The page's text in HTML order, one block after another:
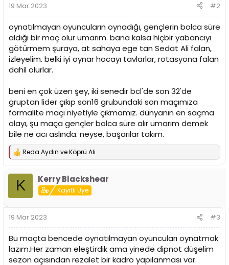
:
19 Mar 2023 #2
oynatılmayan oyuncuların oynadığı, gençlerin bolca süre
aldığı bir maç olur umarım. bana kalsa hiçbir yabancıyı
götürmem şuraya, at sahaya ege tan Sedat Ali falan,
izleyelim. belki iyi oynar hocayı tavlarlar, rotasyona falan
dahil olurlar.
beni en çok üzen şey, iki senedir bcl'de son 32'de
gruptan lider çıkıp son16 grubundaki son maçımıza
formalite maçı niyetiyle çıkmamız. dünyanın en saçma
olayı, şu maça gençler bolca süre alır umarım demek
bile ne acı aslında. neyse, başarılar takım.
T
:
Reda Aydın veKöprü Ali
K Kerry Blackshear
Kayıtlı Üye
19 Mar 2023 #3
Bu maçta bencede oynatılmayan oyuncuları oynatmak
lazım.Her zaman eleştirdik ama yinede dipnot düşelim
sezon açısından rezalet bir kadro yapılanması var.